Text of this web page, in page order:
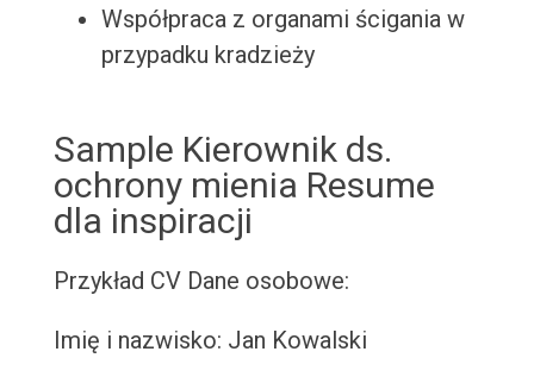
Współpraca z organami ścigania w
przypadku kradzieży
Sample Kierownik ds.
ochrony mienia Resume
dla inspiracji
Przykład CV Dane osobowe:
Imię i nazwisko: Jan Kowalski